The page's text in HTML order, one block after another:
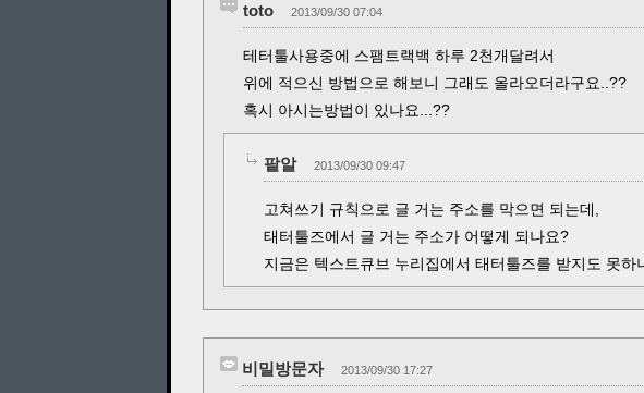
toto 2013/09/30 07:04
테터툴사용중에 스팸트랙백 하루 2천개달려서
위에 적으신 방법으로 해보니 그래도 올라오더라구요..??
혹시 아시는방법이 있나요...??
팥알 2013/09/30 09:47
고쳐쓰기 규칙으로 글 거는 주소를 막으면 되는데,
태터툴즈에서 글 거는 주소가 어떻게 되나요?
지금은 텍스트큐브 누리집에서 태터툴즈를 받지도 못하
비밀방문자 2013/09/30 17:27